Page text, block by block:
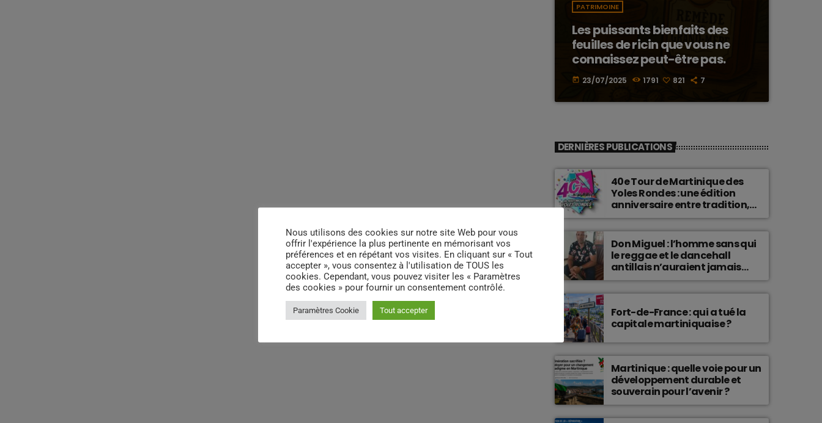
PATRIMOINE
Les puissants bienfaits des
feuilles de ricin que vous ne
connaissez peut-être pas.
today 23/07/2025 1791 821 7
DERNIÈRES PUBLICATIONS
40e Tour de Martinique des
Yoles Rondes : une édition
anniversaire entre tradition,
passion et fierté
martiniquaise.
Don Miguel : l’homme sans qui
le reggae et le dancehall
antillais n’auraient jamais
connu une telle histoire.
Fort-de-France : qui a tué la
capitale martiniquaise ?
Martinique : quelle voie pour un
développement durable et
souverain pour l’avenir ?
Nous utilisons des cookies sur notre site Web pour vous
offrir l'expérience la plus pertinente en mémorisant vos
préférences et en répétant vos visites. En cliquant sur « Tout
accepter », vous consentez à l'utilisation de TOUS les
cookies. Cependant, vous pouvez visiter les « Paramètres
des cookies » pour fournir un consentement contrôlé.
Paramètres Cookie Tout accepter